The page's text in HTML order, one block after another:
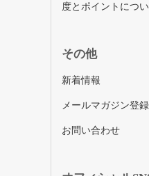
度とポイントにつ
その他
新着情報
メールマガジン登録
お問い合わせ